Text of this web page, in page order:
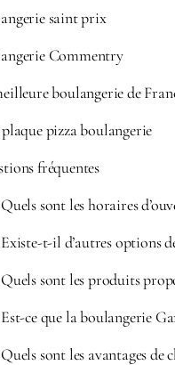
saint prix
Commentry
boulangerie de
pizza boulangerie
fréquentes
Quels sont les horaires
Existe-t-il d’autres options
Quels sont les produits
Est-ce que la boulangerie
Quels sont les avantages